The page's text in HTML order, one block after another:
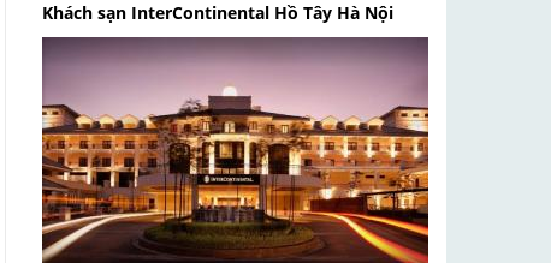
Khách sạn InterContinental Hồ Tây Hà Nội